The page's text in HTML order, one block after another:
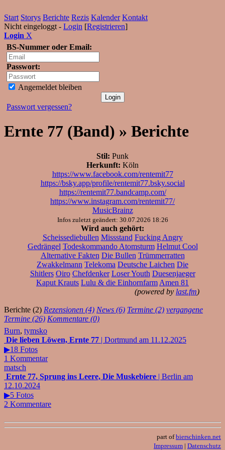
Start Storys Berichte Rezis Kalender Kontakt
Nicht eingeloggt - Login [Registrieren]
Login X
BS-Nummer oder Email:
Passwort:
Angemeldet bleiben
Passwort vergessen?
Ernte 77 (Band) » Berichte
Stil: Punk
Herkunft: Köln
https://www.facebook.com/rentemit77
https://bsky.app/profile/rentemit77.bsky.social
https://rentemit77.bandcamp.com/
https://www.instagram.com/rentemit77/
MusicBrainz
Infos zuletzt geändert: 30.07.2026 18:26
Wird auch gehört:
Scheissediebullen Missstand Fucking Angry
Gedrängel Todeskommando Atomsturm Helmut Cool
Alternative Fakten Die Bullen Trümmerratten
Zwakkelmann Telekoma Deutsche Laichen Die
Shitlers Oiro Chefdenker Loser Youth Duesenjaeger
Kaput Krauts Lulu & die Einhornfarm Amen 81
(powered by last.fm)
Berichte (2) Rezensionen (4) News (6) Termine (2) vergangene
Termine (26) Kommentare (0)
Burn, tymsko
Die lieben Löwen, Ernte 77 | Dortmund am 11.12.2025
▶18 Fotos
1 Kommentar
matsch
Ernte 77, Sprung ins Leere, Die Muskebiere | Berlin am
12.10.2024
▶5 Fotos
2 Kommentare
part ofbierschinken.net
Impressum | Datenschutz